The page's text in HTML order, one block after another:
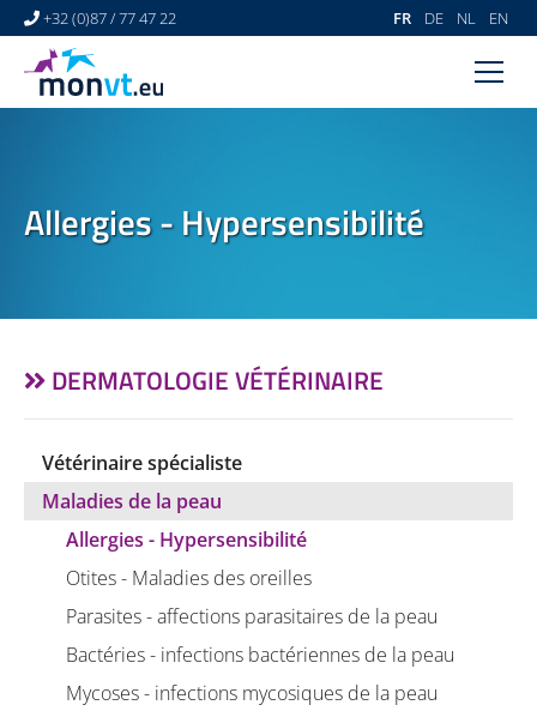
FR DE NL EN
+32 (0)87 / 77 47 22
DERMATOLOGIE VÉTÉRINAIRE
LIENS
VIDÉOS
Allergies - Hypersensibilité
DERMATOLOGIE VÉTÉRINAIRE
Vétérinaire spécialiste
Maladies de la peau
Allergies - Hypersensibilité
Otites - Maladies des oreilles
Parasites - affections parasitaires de la peau
Bactéries - infections bactériennes de la peau
Mycoses - infections mycosiques de la peau